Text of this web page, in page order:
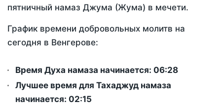
пятничный намаз Джума (Жума) в мечети.
График времени добровольных молитв на
сегодня в Венгерове:
Время Духа намаза начинается: 06:28
Лучшее время для Тахаджуд намаза
начинается: 02:15